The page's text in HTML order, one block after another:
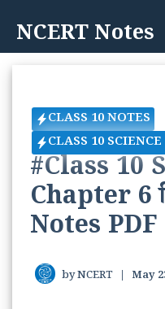
content
NCERT Notes
CLASS 10 NOTES
CLASS 10
#Class 10
Chapter 6
Notes
byNCERT | May